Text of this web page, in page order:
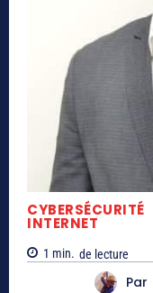
CYBERSÉCURITÉ
INTERNET
1 min. de lecture
Par